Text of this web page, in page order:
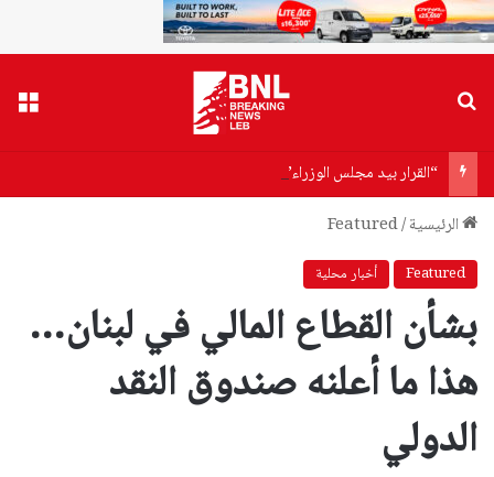
“القرار بيد مجلس الوزراء”… وهاب يفتح ملف الاسترداد إلى سوريا
الرئيسية/
Featured
Featured أخبار محلية
بشأن القطاع المالي في لبنان…
هذا ما أعلنه صندوق النقد
الدولي